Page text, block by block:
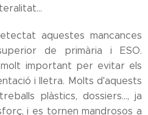
aquestes mancances
de primària i ESO.
important per evitar els
i lletra. Molts d'aquests
plàstics, dossiers..., ja
i es tornen mandrosos a